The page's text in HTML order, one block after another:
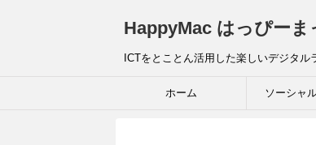
HappyMac はっぴーま
ICTをとことん活用した楽しいデジタル
ホーム ソーシャ